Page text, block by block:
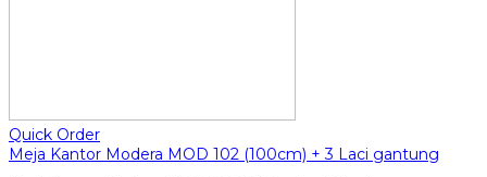
Quick Order
Meja Kantor Modera MOD 102 (100cm) + 3 Laci gantung